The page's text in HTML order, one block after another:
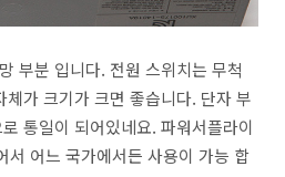
부분 입니다. 전원 스위치는 무척
가 크기가 크면 좋습니다. 단자 부
통일이 되어있네요. 파워서플라이
서 어느 국가에서든 사용이 가능 합